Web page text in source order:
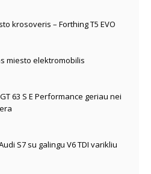
krosoveris – Forthing T5 EVO
miesto elektromobilis
63 S E Performance geriau nei
S7 su galingu V6 TDI varikliu